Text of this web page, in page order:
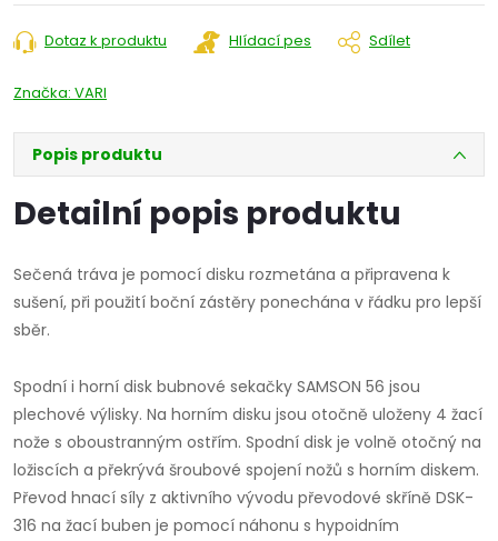
Dotaz k produktu Hlídací pes Sdílet
Značka: VARI
Popis produktu
Detailní popis produktu
Sečená tráva je pomocí disku rozmetána a připravena k
sušení, při použití boční zástěry ponechána v řádku pro lepší
sběr.
Spodní i horní disk bubnové sekačky SAMSON 56 jsou
plechové výlisky. Na horním disku jsou otočně uloženy 4 žací
nože s oboustranným ostřím. Spodní disk je volně otočný na
ložiscích a překrývá šroubové spojení nožů s horním diskem.
Převod hnací síly z aktivního vývodu převodové skříně DSK-
316 na žací buben je pomocí náhonu s hypoidním